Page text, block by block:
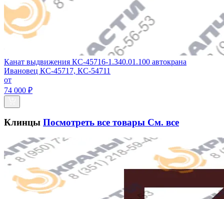
Канат выдвижения КС-45716-1.340.01.100 автокрана
Ивановец КС-45717, КС-54711
от
74 000 ₽
Клинцы Посмотреть все товары См. все